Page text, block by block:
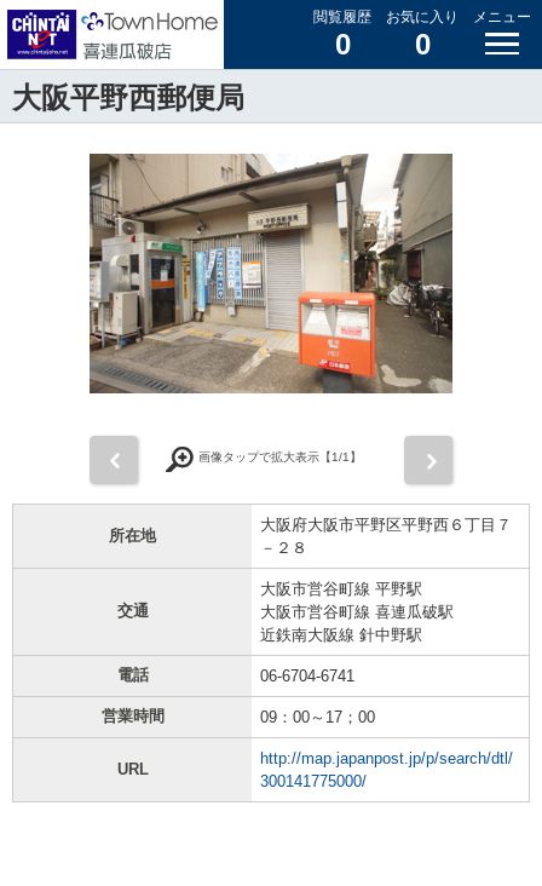
閲覧履歴
0
お気に入り
0
メニュー
大阪平野西郵便局
画像タップで拡大表示【1/1】
所在地
大阪府大阪市平野区平野西６丁目７
－２８
交通
大阪市営谷町線 平野駅
大阪市営谷町線 喜連瓜破駅
近鉄南大阪線 針中野駅
電話 06-6704-6741
営業時間 09：00～17；00
URL
http://map.japanpost.jp/p/search/dtl/
300141775000/